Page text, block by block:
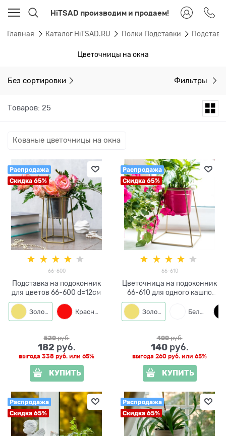
HiTSAD производим и продаем!
Главная Каталог HiTSAD.RU Полки Подставки
Цветочницы на окна
Без сортировки Фильтры
Товаров: 25
Кованые цветочницы на окна
Распродажа
Скидка 65%
66-600
Подставка на подоконник
для цветов 66-600 d=12см
Белый Черный
520 руб.
182 руб.
выгода 338 руб. или 65%
КУПИТЬ
Распродажа
Скидка 65%
66-610
Цветочница на подоконник
66-610 для одного кашпо
D=12см
400 руб.
140 руб.
выгода 260 руб. или 65%
КУПИТЬ
Распродажа
Скидка 65%
Распродажа
Скидка 65%